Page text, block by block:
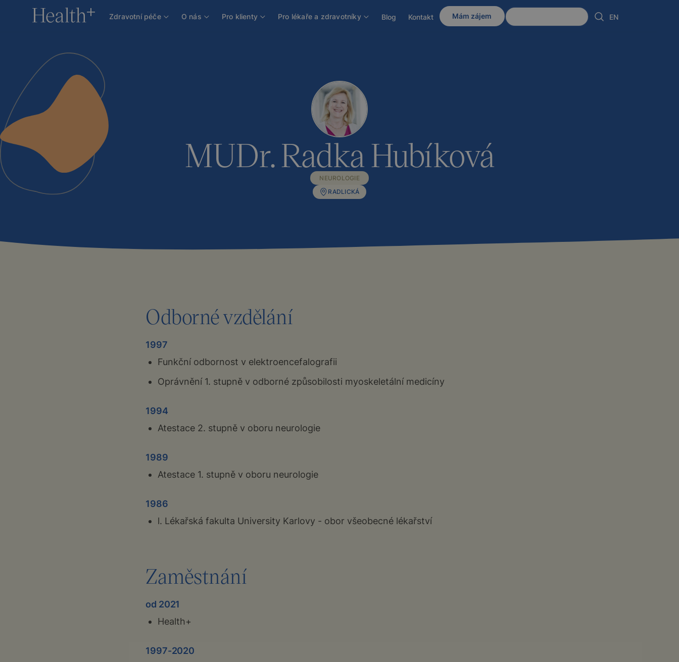
Zdravotní péče O nás Pro klienty Pro lékaře a zdravotníky Blog Kontakt Mám zájem EN
O nás Náš tým
MUDr. Radka Hubíková
NEUROLOGIE
RADLICKÁ
Odborné vzdělání
1997
Funkční odbornost v elektroencefalografii
Oprávnění 1. stupně v odborné způsobilosti myoskeletální medicíny
1994
Atestace 2. stupně v oboru neurologie
1989
Atestace 1. stupně v oboru neurologie
1986
l. Lékařská fakulta University Karlovy - obor všeobecné lékařství
Zaměstnání
od 2021
Health+
1997-2020